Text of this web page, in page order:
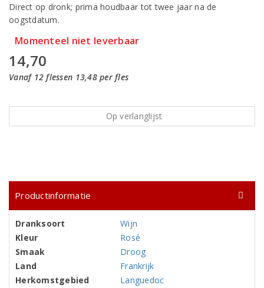
Direct op dronk; prima houdbaar tot twee jaar na de
oogstdatum.
Momenteel niet leverbaar
14,70
Vanaf 12 flessen 13,48 per fles
Op verlanglijst
Productinformatie
Dranksoort
Wijn
Kleur
Rosé
Smaak
Droog
Land
Frankrijk
Herkomstgebied
Languedoc